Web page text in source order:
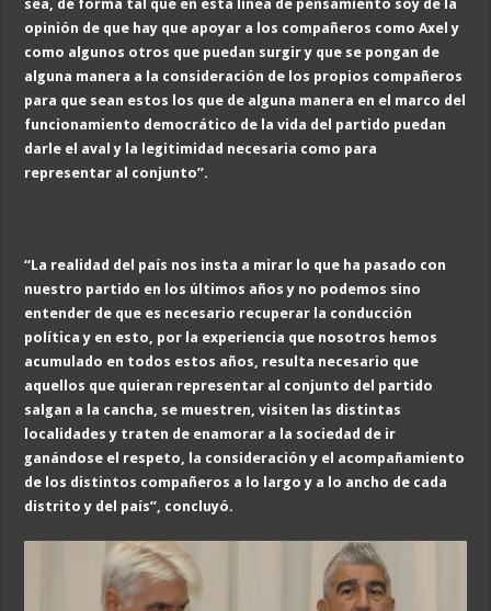
sea, de forma tal que en esta línea de pensamiento soy de la
opinión de que hay que apoyar a los compañeros como Axel y
como algunos otros que puedan surgir y que se pongan de
alguna manera a la consideración de los propios compañeros
para que sean estos los que de alguna manera en el marco del
funcionamiento democrático de la vida del partido puedan
darle el aval y la legitimidad necesaria como para
representar al conjunto”.
“La realidad del país nos insta a mirar lo que ha pasado con
nuestro partido en los últimos años y no podemos sino
entender de que es necesario recuperar la conducción
política y en esto, por la experiencia que nosotros hemos
acumulado en todos estos años, resulta necesario que
aquellos que quieran representar al conjunto del partido
salgan a la cancha, se muestren, visiten las distintas
localidadesy traten de enamorar a la sociedad de ir
ganándose el respeto, la consideración y el acompañamiento
de los distintos compañeros a lo largo y a lo ancho de cada
distrito y del país”, concluyó.